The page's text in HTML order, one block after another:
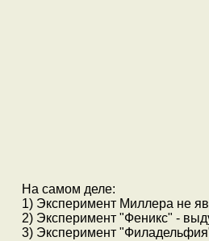
На самом деле:
1) Эксперимент Миллера не
2) Эксперимент "Феникс" -
3) Эксперимент